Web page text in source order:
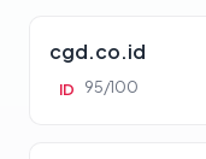
cgd.co.id
ID 95/100